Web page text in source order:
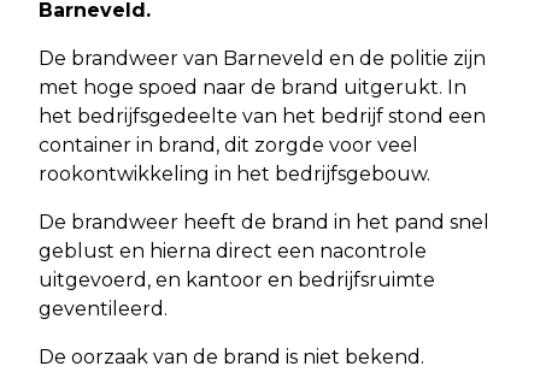
Barneveld.
De brandweer van Barneveld en de politie zijn
met hoge spoed naar de brand uitgerukt. In
het bedrijfsgedeelte van het bedrijf stond een
container in brand, dit zorgde voor veel
rookontwikkeling in het bedrijfsgebouw.
De brandweer heeft de brand in het pand snel
geblust en hierna direct een nacontrole
uitgevoerd, en kantoor en bedrijfsruimte
geventileerd.
De oorzaak van de brand is niet bekend.